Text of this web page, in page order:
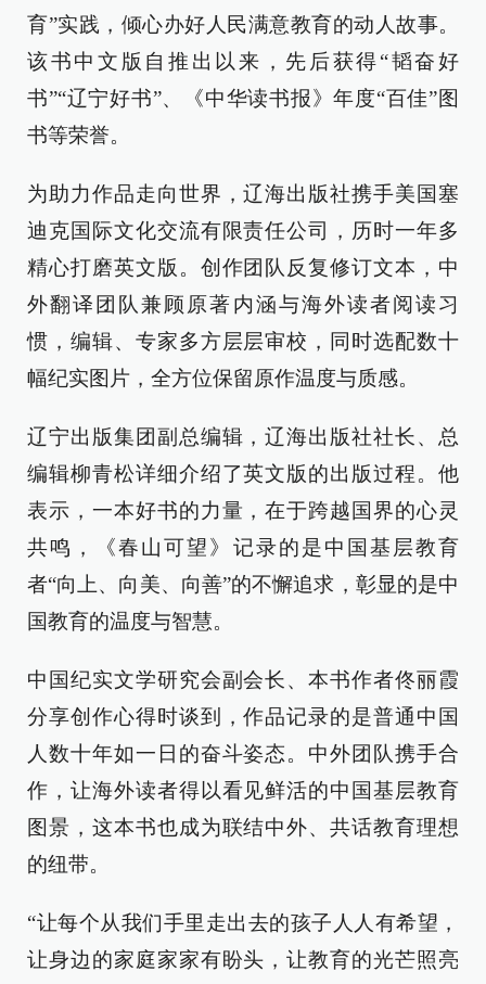
育”实践，倾心办好人民满意教育的动人故事。
该书中文版自推出以来，先后获得“韬奋好
书”“辽宁好书”、《中华读书报》年度“百佳”图
书等荣誉。
为助力作品走向世界，辽海出版社携手美国塞
迪克国际文化交流有限责任公司，历时一年多
精心打磨英文版。创作团队反复修订文本，中
外翻译团队兼顾原著内涵与海外读者阅读习
惯，编辑、专家多方层层审校，同时选配数十
幅纪实图片，全方位保留原作温度与质感。
辽宁出版集团副总编辑，辽海出版社社长、总
编辑柳青松详细介绍了英文版的出版过程。他
表示，一本好书的力量，在于跨越国界的心灵
共鸣，《春山可望》记录的是中国基层教育
者“向上、向美、向善”的不懈追求，彰显的是中
国教育的温度与智慧。
中国纪实文学研究会副会长、本书作者佟丽霞
分享创作心得时谈到，作品记录的是普通中国
人数十年如一日的奋斗姿态。中外团队携手合
作，让海外读者得以看见鲜活的中国基层教育
图景，这本书也成为联结中外、共话教育理想
的纽带。
“让每个从我们手里走出去的孩子人人有希望，
让身边的家庭家家有盼头，让教育的光芒照亮